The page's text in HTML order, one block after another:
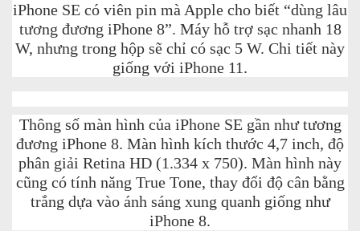
iPhone SE có viên pin mà Apple cho biết “dùng lâu
tương đương iPhone 8”. Máy hỗ trợ sạc nhanh 18
W, nhưng trong hộp sẽ chỉ có sạc 5 W. Chi tiết này
giống với iPhone 11.
Thông số màn hình của iPhone SE gần như tương
đương iPhone 8. Màn hình kích thước 4,7 inch, độ
phân giải Retina HD (1.334 x 750). Màn hình này
cũng có tính năng True Tone, thay đổi độ cân bằng
trắng dựa vào ánh sáng xung quanh giống như
iPhone 8.